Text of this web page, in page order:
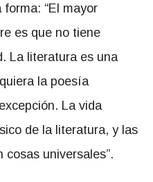
“El mayor
es que no tiene
La literatura es una
la poesía
La vida
de la literatura, y las
cosas universales”.